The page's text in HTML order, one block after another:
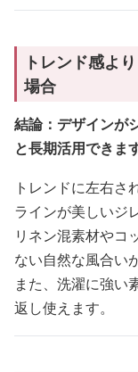
トレンド感よ
場合
結論：デザインが
と長期活用できます
トレンドに左右さ
ラインが美しいジ
リネン混素材やコ
ない自然な風合い
また、洗濯に強い
返し使えます。